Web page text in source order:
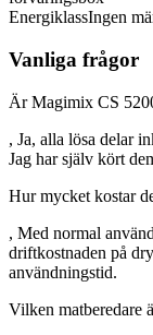
EnergiklassIngen
Vanliga frågor
Är Magimix CS
, Ja, alla lösa delar
Jag har själv kört
Hur mycket kostar
, Med normal
driftkostnaden på
användningstid.
Vilken matberedare